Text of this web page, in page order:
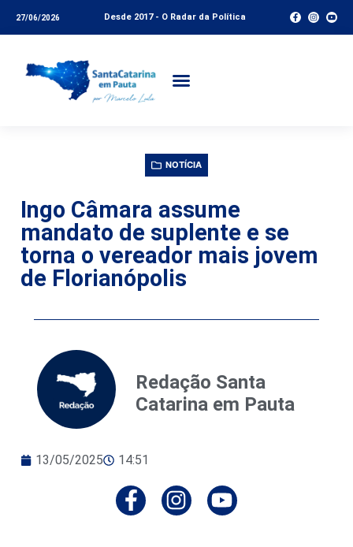
27/06/2026 Desde 2017 - O Radar da Política
NOTÍCIA
Ingo Câmara assume
mandato de suplente e se
torna o vereador mais jovem
de Florianópolis
Redação Santa
Catarina em Pauta
13/05/2025 14:51